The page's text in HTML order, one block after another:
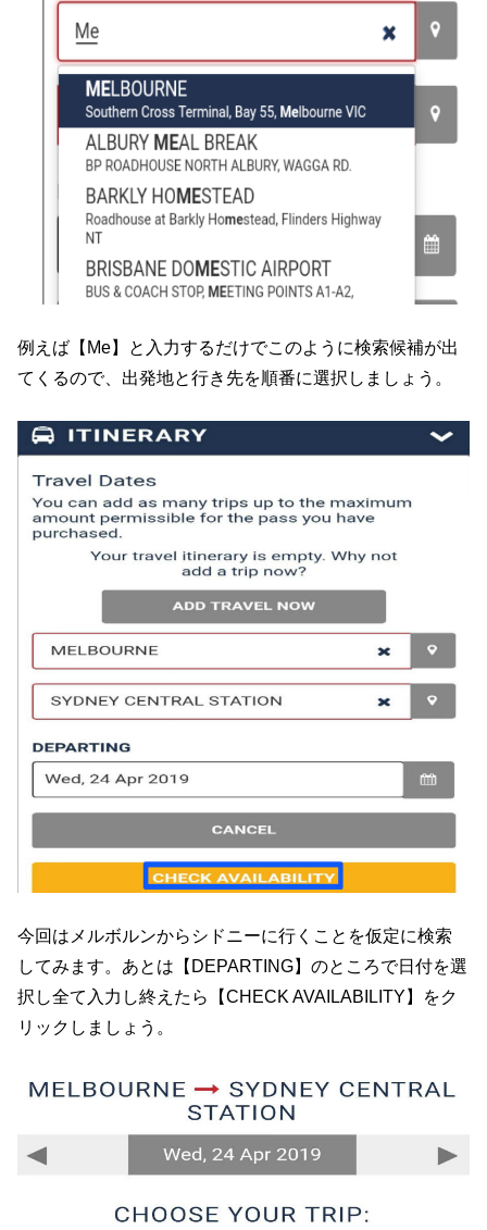
例えば【Me】と入力するだけでこのように検索候補が出
てくるので、出発地と行き先を順番に選択しましょう。
今回はメルボルンからシドニーに行くことを仮定に検索
してみます。あとは【DEPARTING】のところで日付を選
択し全て入力し終えたら【CHECK AVAILABILITY】をク
リックしましょう。